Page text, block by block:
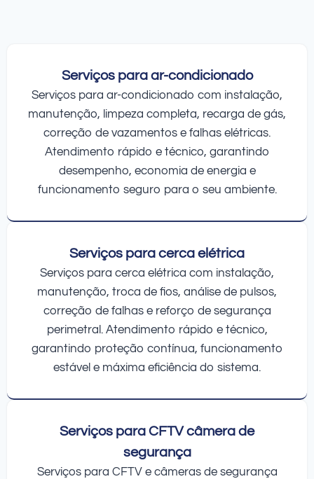
Serviços para ar-condicionado
Serviços para ar-condicionado com instalação,
manutenção, limpeza completa, recarga de gás,
correção de vazamentos e falhas elétricas.
Atendimento rápido e técnico, garantindo
desempenho, economia de energia e
funcionamento seguro para o seu ambiente.
Serviços para cerca elétrica
Serviços para cerca elétrica com instalação,
manutenção, troca de fios, análise de pulsos,
correção de falhas e reforço de segurança
perimetral. Atendimento rápido e técnico,
garantindo proteção contínua, funcionamento
estável e máxima eficiência do sistema.
Serviços para CFTV câmera de
segurança
Serviços para CFTV e câmeras de segurança